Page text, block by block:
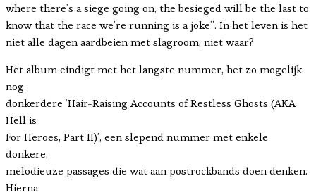
where there’s a siege going on, the besieged will be the last to
know that the race we’re running is a joke”. In het leven is het
niet alle dagen aardbeien met slagroom, niet waar?
Het album eindigt met het langste nummer, het zo mogelijk
nog
donkerdere ‘Hair-Raising Accounts of Restless Ghosts (AKA
Hell is
For Heroes, Part II)’, een slepend nummer met enkele
donkere,
melodieuze passages die wat aan postrockbands doen denken.
Hierna